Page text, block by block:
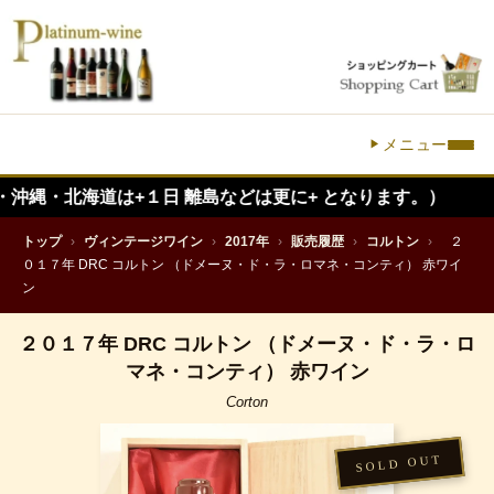
メニュー
+１日 離島などは更に+ となります。）
トップ › ヴィンテージワイン › 2017年 › 販売履歴 › コルトン ›
２
０１７年 DRC コルトン （ドメーヌ・ド・ラ・ロマネ・コンティ） 赤ワイ
ン
２０１７年 DRC コルトン （ドメーヌ・ド・ラ・ロ
マネ・コンティ） 赤ワイン
Corton